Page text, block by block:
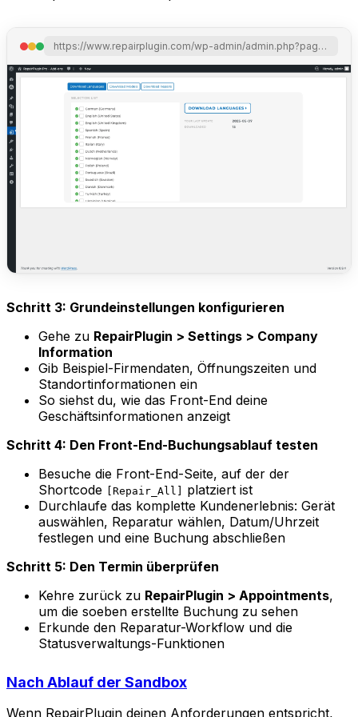
https://www.repairplugin.com/wp-admin/admin.php?page=wp_repair_download_libraries
Schritt 3: Grundeinstellungen konfigurieren
Gehe zu RepairPlugin > Settings > Company
Information
Gib Beispiel-Firmendaten, Öffnungszeiten und
Standortinformationen ein
So siehst du, wie das Front-End deine
Geschäftsinformationen anzeigt
Schritt 4: Den Front-End-Buchungsablauf testen
Besuche die Front-End-Seite, auf der der
Shortcode
[Repair_All]
platziert ist
Durchlaufe das komplette Kundenerlebnis: Gerät
auswählen, Reparatur wählen, Datum/Uhrzeit
festlegen und eine Buchung abschließen
Schritt 5: Den Termin überprüfen
Kehre zurück zu RepairPlugin > Appointments,
um die soeben erstellte Buchung zu sehen
Erkunde den Reparatur-Workflow und die
Statusverwaltungs-Funktionen
Nach Ablauf der Sandbox
Wenn RepairPlugin deinen Anforderungen entspricht,